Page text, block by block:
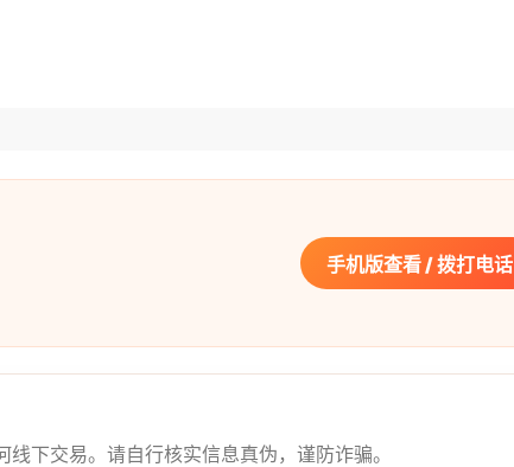
手机版查看 / 拨打电话
下交易。请自行核实信息真伪，谨防诈骗。